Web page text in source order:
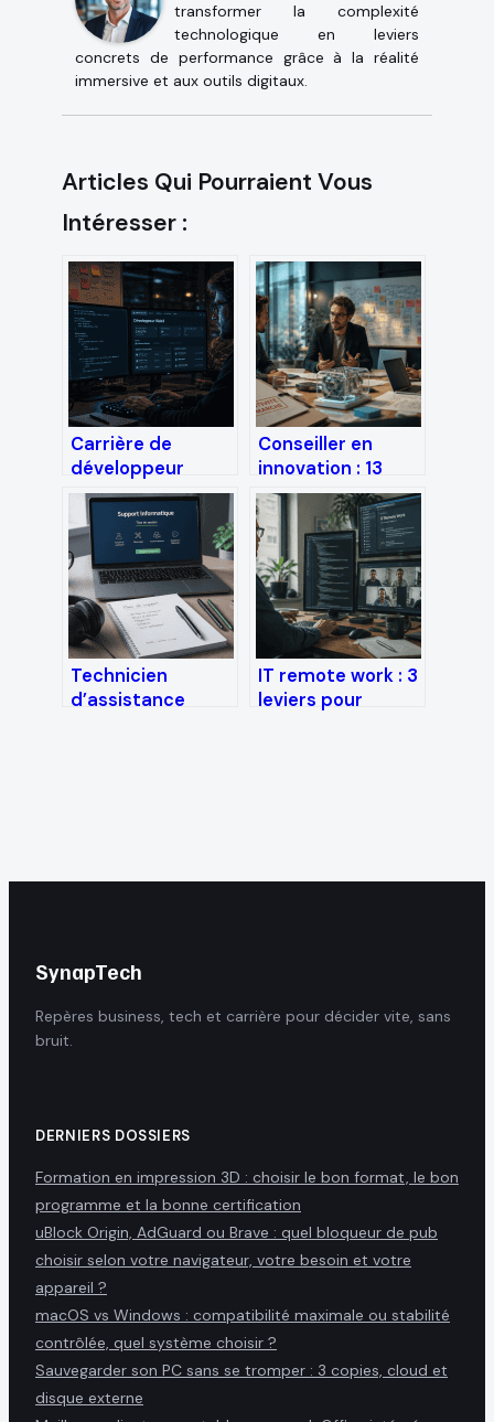
transformer la complexité
technologique en leviers
concrets de performance grâce à la réalité
immersive et aux outils digitaux.
Articles Qui Pourraient Vous
Intéresser :
Carrière de
développeur
Web3 : 48 000 €
de salaire initial et
les 4 langages
indispensables
Conseiller en
innovation : 13
jours pour
transformer votre
R&D et 4 leviers
financiers pour
booster votre
croissance
Technicien
d’assistance
IT remote work : 3
leviers pour
SynapTech
Repères business, tech et carrière pour décider vite, sans
bruit.
DERNIERS DOSSIERS
Formation en impression 3D : choisir le bon format, le bon
programme et la bonne certification
uBlock Origin, AdGuard ou Brave : quel bloqueur de pub
choisir selon votre navigateur, votre besoin et votre
appareil ?
macOS vs Windows : compatibilité maximale ou stabilité
contrôlée, quel système choisir ?
Sauvegarder son PC sans se tromper : 3 copies, cloud et
disque externe